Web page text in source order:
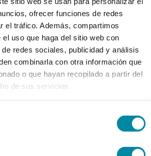
ofrecer funciones de redes
el tráfico. Además, compartimos
el uso que haga del sitio web con
redes sociales, publicidad y análisis
combinarla con otra información que
o que hayan recopilado a partir del
de sus servicios.